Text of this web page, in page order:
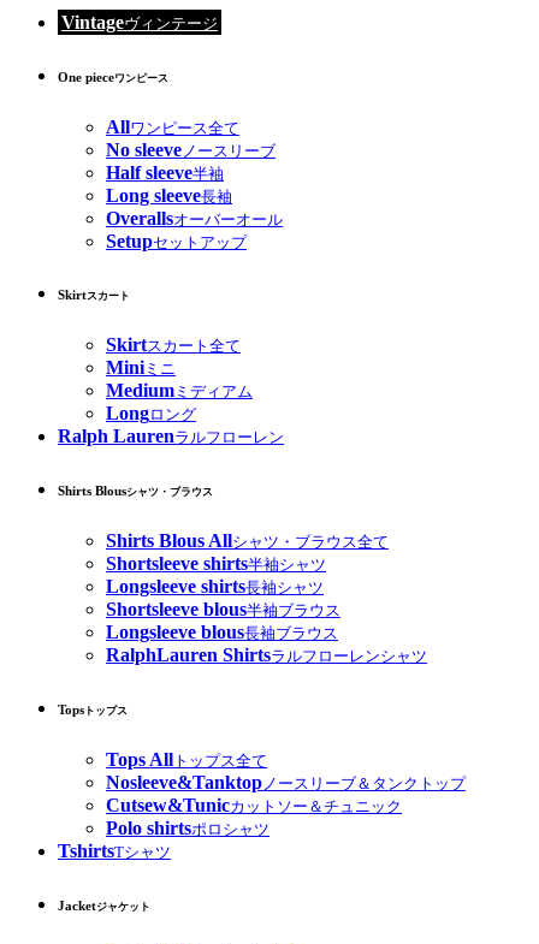
Vintageヴィンテージ
One pieceワンピース
Allワンピース全て
No sleeve ノースリーブ
Half sleeve半袖
Long sleeve長袖
Overallsオーバーオール
Setupセットアップ
Skirtスカート
Skirtスカート全て
Miniミニ
Medium ミディアム
Longロング
Ralph Laurenラルフローレン
Shirts Blousシャツ・ブラウス
Shirts Blous Allシャツ・ブラウス全て
Shortsleeve shirts半袖シャツ
Longsleeve shirts長袖シャツ
Shortsleeve blous半袖ブラウス
Longsleeve blous長袖ブラウス
RalphLauren Shirtsラルフローレンシャツ
Tops トップス
Tops All トップス全て
Nosleeve&Tanktopノースリーブ＆タンクトップ
Cutsew&Tunicカットソー＆チュニック
Polo shirtsポロシャツ
TshirtsTシャツ
Jacketジャケット